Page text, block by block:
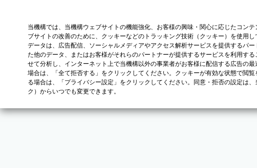
当機構では、当機構ウェブサイトの機能強化、お客様の興味・関心に応じたコン
ブサイトの改善のために、クッキーなどのトラッキング技術（クッキー）を使用
データは、広告配信、ソーシャルメディアやアクセス解析サービスを提供するパ
た他のデータ、またはお客様がそれらのパートナーが提供するサービスを利用す
せて分析し、インターネット上で当機構以外の事業者がお客様に配信する広告の
場合は、「全て拒否する」をクリックしてください。クッキーが有効な状態で閲
る場合は、「プライバシー設定」をクリックしてください。同意・拒否の設定は、
ク）からいつでも変更できます。